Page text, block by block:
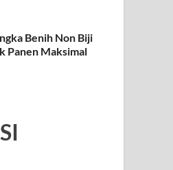
Benih Non Biji
Panen Maksimal